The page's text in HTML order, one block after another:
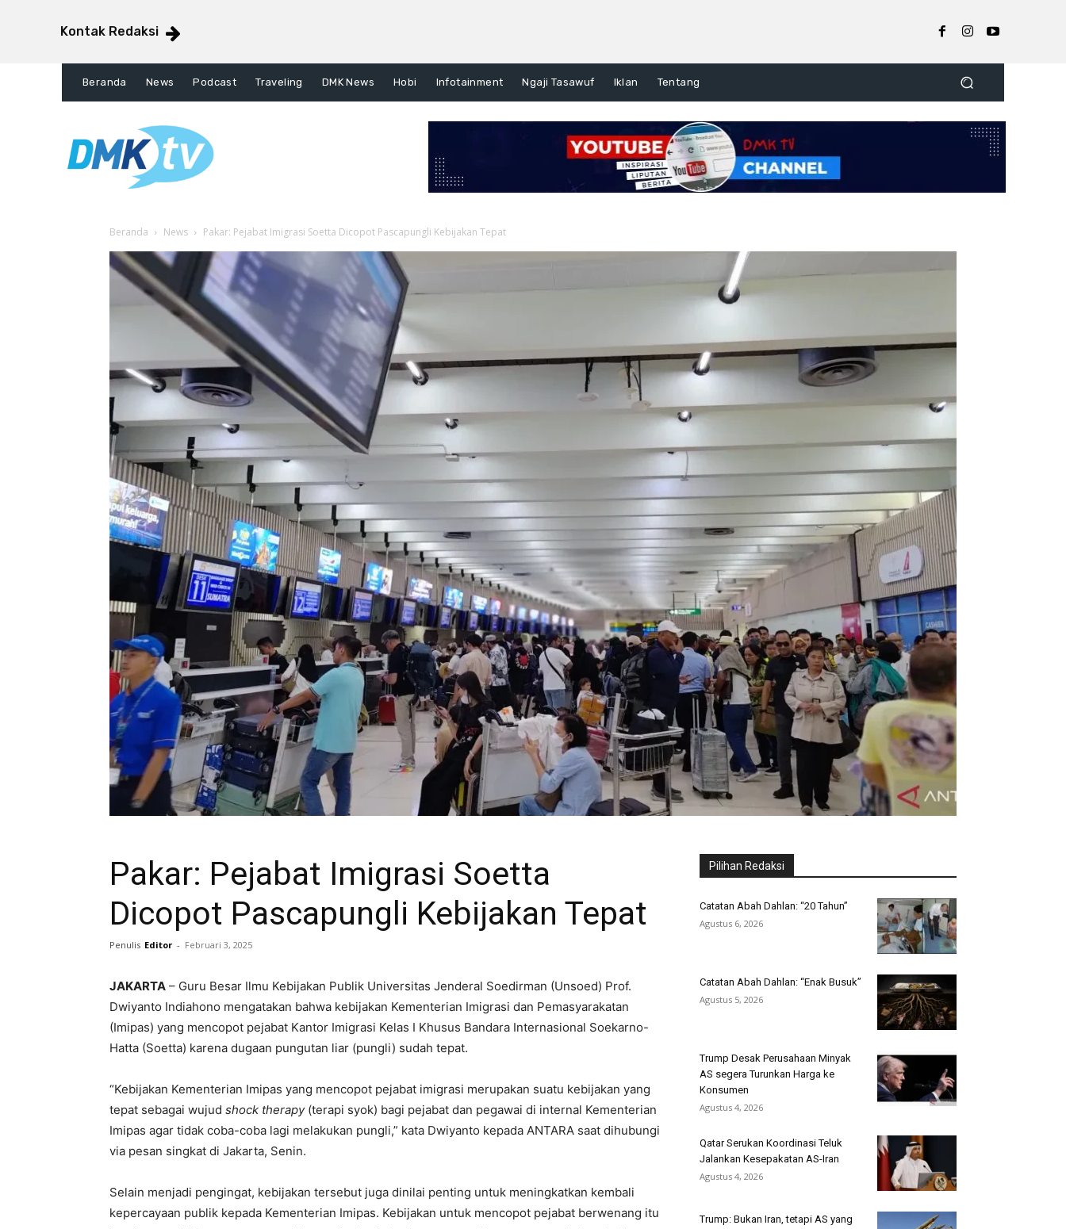
Kontak Redaksi
Beranda News Podcast Traveling DMK News Hobi Infotainment Ngaji Tasawuf Iklan Tentang
Beranda News Pakar: Pejabat Imigrasi Soetta Dicopot Pascapungli Kebijakan Tepat
Pakar: Pejabat Imigrasi Soetta
Dicopot Pascapungli Kebijakan Tepat
Penulis Editor - Februari 3, 2025
JAKARTA – Guru Besar Ilmu Kebijakan Publik Universitas Jenderal Soedirman (Unsoed) Prof.
Dwiyanto Indiahono mengatakan bahwa kebijakan Kementerian Imigrasi dan Pemasyarakatan
(Imipas) yang mencopot pejabat Kantor Imigrasi Kelas I Khusus Bandara Internasional Soekarno-
Hatta (Soetta) karena dugaan pungutan liar (pungli) sudah tepat.
“Kebijakan Kementerian Imipas yang mencopot pejabat imigrasi merupakan suatu kebijakan yang
tepat sebagai wujud shock therapy(terapi syok) bagi pejabat dan pegawai di internal Kementerian
Imipas agar tidak coba-coba lagi melakukan pungli,” kata Dwiyanto kepada ANTARA saat dihubungi
via pesan singkat di Jakarta, Senin.
Selain menjadi pengingat, kebijakan tersebut juga dinilai penting untuk meningkatkan kembali
kepercayaan publik kepada Kementerian Imipas. Kebijakan untuk mencopot pejabat berwenang itu
Pilihan Redaksi
Catatan Abah Dahlan: “20 Tahun”
Agustus 6, 2026
Catatan Abah Dahlan: “Enak Busuk”
Agustus 5, 2026
Trump Desak Perusahaan Minyak
AS segera Turunkan Harga ke
Konsumen
Agustus 4, 2026
Qatar Serukan Koordinasi Teluk
Jalankan Kesepakatan AS-Iran
Agustus 4, 2026
Trump: Bukan Iran, tetapi AS yang